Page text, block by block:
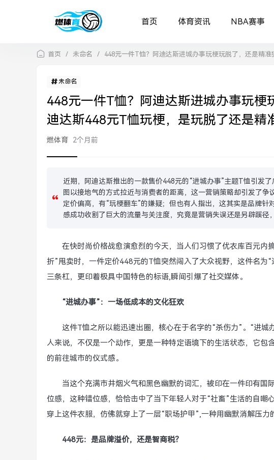
首页 体育资讯 NBA赛事
首页 / 未命名 / 448元一件T恤？阿迪达斯进城办事玩梗玩脱了，还是精
未命名
448元一件T恤？阿迪达斯进城办事玩梗
迪达斯448元T恤玩梗，是玩脱了还是精
燃体育 2个月前
近期，阿迪达斯推出的一款售价448元的“进城办事”主题T恤引发
图以接地气的方式拉近与消费者的距离，这一营销策略却引发了争
定价偏高，有“玩梗翻车”的嫌疑；但也有人指出，这其实是品牌针
感成功收割了巨大的流量与关注度，究竟是营销失误还是另辟蹊径
在快时尚价格战愈演愈烈的今天，当人们习惯了优衣库百元内
折”甩卖时，一件定价448元的T恤突然闯入了大众视野，这件名为
三条杠，更印着极具中国特色的标语,瞬间引爆了社交媒体。
“进城办事”：一场低成本的文化狂欢
这件T恤之所以能迅速出圈，核心在于名字的“杀伤力”。“进
人来说，不仅是一个动作，更是一种特定语境下的生活状态，它包
的前往城市的仪式感。
当这个充满市井烟火气和黑色幽默的词汇，被印在一件印有
位感，这种错位感，恰恰击中了当下年轻人对于“社畜”生活的自嘲
穿上这件衣服，仿佛就穿上了一层“职场护甲”,一种用幽默消解压力
448元：是品牌溢价，还是智商税？